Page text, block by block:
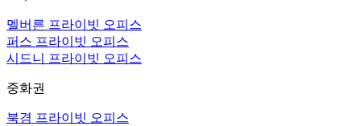
멜버른 프라이빗 오피스
퍼스 프라이빗 오피스
시드니 프라이빗 오피스
중화권
북경 프라이빗 오피스